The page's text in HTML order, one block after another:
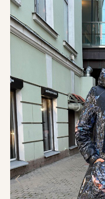
ИП Новикова Светлана
ОГРНИП 321673300029012
ИНН 672206316203
Способы оплаты:
Доставка по России
Каталог
О нас
Контакты
Доставка и оплата
Обмен и возврат
Правила ухода за одеждой
Style.art.67@yandex.ru
Telegram|ВКонтакте